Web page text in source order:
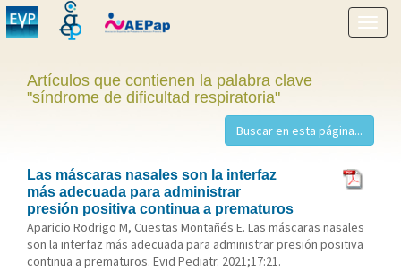
menú
Artículos que contienen la palabra clave
"síndrome de dificultad respiratoria"
Las máscaras nasales son la interfaz
más adecuada para administrar
presión positiva continua a prematuros
Aparicio Rodrigo M, Cuestas Montañés E. Las máscaras nasales
son la interfaz más adecuada para administrar presión positiva
continua a prematuros. Evid Pediatr. 2021;17:21.